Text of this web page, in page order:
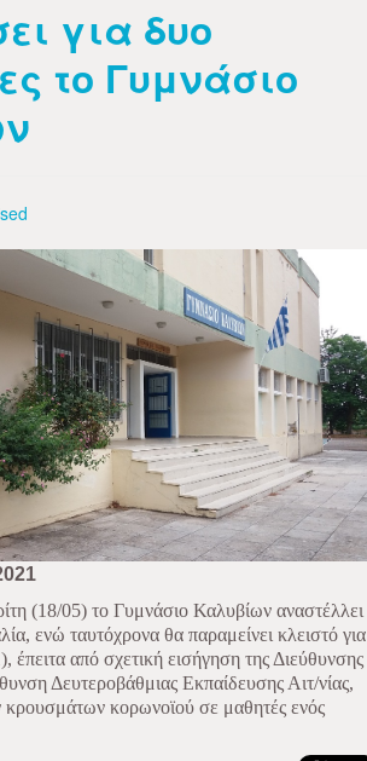
για δυο
το Γυμνάσιο
(18/05) το Γυμνάσιο Καλυβίων αναστέλλει
ενώ ταυτόχρονα θα παραμείνει κλειστό για
έπειτα από σχετική εισήγηση της Διεύθυνσης
Δευτεροβάθμιας Εκπαίδευσης Αιτ/νίας,
κρουσμάτων κορωνοϊού σε μαθητές ενός